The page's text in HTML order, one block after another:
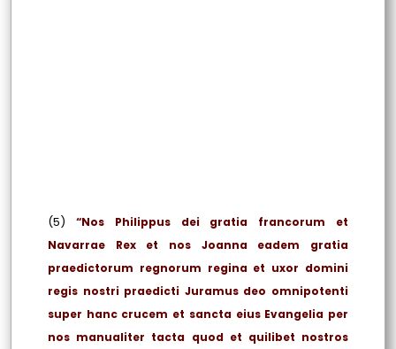
(5) “Nos Philippus dei gratia francorum et
Navarrae Rex et nos Joanna eadem gratia
praedictorum regnorum regina et uxor domini
regis nostri praedicti Juramus deo omnipotenti
super hanc crucem et sancta eius Evangelia per
nos manualiter tacta quod et quilibet nostros